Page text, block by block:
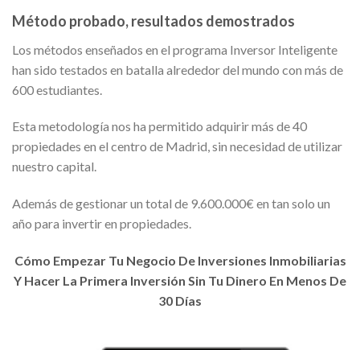
Método probado, resultados demostrados
Los métodos enseñados en el programa Inversor Inteligente
han sido testados en batalla alrededor del mundo con más de
600 estudiantes.
Esta metodología nos ha permitido adquirir más de 40
propiedades en el centro de Madrid, sin necesidad de utilizar
nuestro capital.
Además de gestionar un total de 9.600.000€ en tan solo un
año para invertir en propiedades.
Cómo Empezar Tu Negocio De Inversiones Inmobiliarias
Y Hacer La Primera Inversión Sin Tu Dinero En Menos De
30 Días